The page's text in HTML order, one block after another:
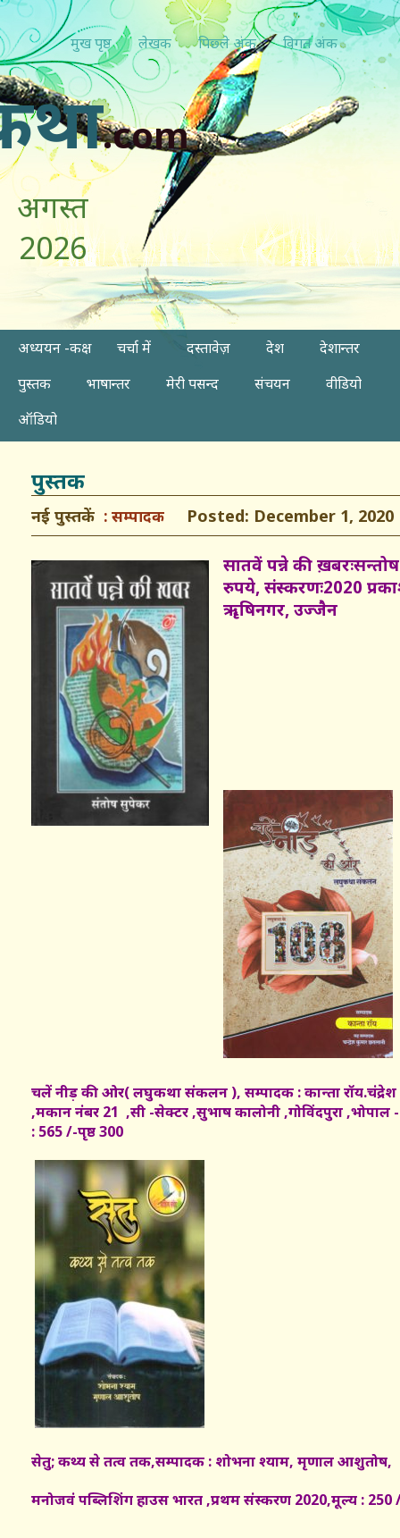
मुख पृष्ठ लेखक पिछ्ले अंक विगत अंक
.com
अगस्त
2026
अध्ययन -कक्ष चर्चा में दस्तावेज़ देश
देशान्तर
पुस्तक
भाषान्तर मेरी पसन्द संचयन
वीडियो
ऑडियो
पुस्तक
नई पुस्तकें सम्पादक Posted: December 1, 2020
सातवें पन्ने की
रुपये, संस्करणः2020
ॠषिनगर, उज्जैन
चलें नीड़ की ओर( लघुकथा संकलन ), सम्पादक : कान्ता रॉय.चंद्रेश
,मकान नंबर 21 ,सी -सेक्टर ,सुभाष कालोनी ,गोविंदपुरा
: 565 /-पृष्ठ 300
सेतु; कथ्य से तत्व तक,सम्पादक : शोभना श्याम, मृणाल आशुतोष,
मनोजवं पब्लिशिंग हाउस भारत ,प्रथम संस्करण 2020,मूल्य : 250